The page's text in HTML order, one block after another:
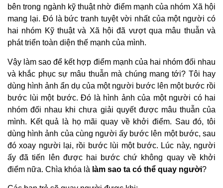
bên trong ngành kỹ thuật nhờ điểm mạnh của nhóm Xã hội
mang lại. Đó là bức tranh tuyệt vời nhất của một người có
hai nhóm Kỹ thuật và Xã hội đã vượt qua mâu thuẫn và
phát triển toàn diện thế mạnh của mình.
Vậy làm sao để kết hợp điểm mạnh của hai nhóm đối nhau
và khắc phục sự mâu thuẫn mà chúng mang tới? Tôi hay
dùng hình ảnh ẩn dụ của một người bước lên một bước rồi
bước lùi một bước. Đó là hình ảnh của một người có hai
nhóm đối nhau khi chưa giải quyết được mâu thuẫn của
mình. Kết quả là họ mãi quay về khởi điểm. Sau đó, tôi
dùng hình ảnh của cùng người ấy bước lên một bước, sau
đó xoay người lại, rồi bước lùi một bước. Lúc này, người
ấy đã tiến lên được hai bước chứ không quay về khởi
điểm nữa. Chìa khóa là làm sao ta có thể quay người?